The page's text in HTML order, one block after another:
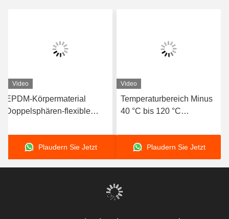
Video
EPDM-Körpermaterial
Doppelsphären-flexible
geflanschten Enden zur
Gewährleistung von Dichtung
und Flexibilität in
Plaudern Sie Jetzt
Video
Temperaturbereich Minus
40 °C bis 120 °C
Gummigewinde
Plaudern Sie Jetzt